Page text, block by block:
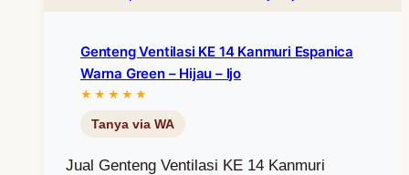
Genteng Ventilasi KE 14 Kanmuri Espanica
Warna Green – Hijau – Ijo
Jual Genteng Ventilasi KE 14 Kanmuri